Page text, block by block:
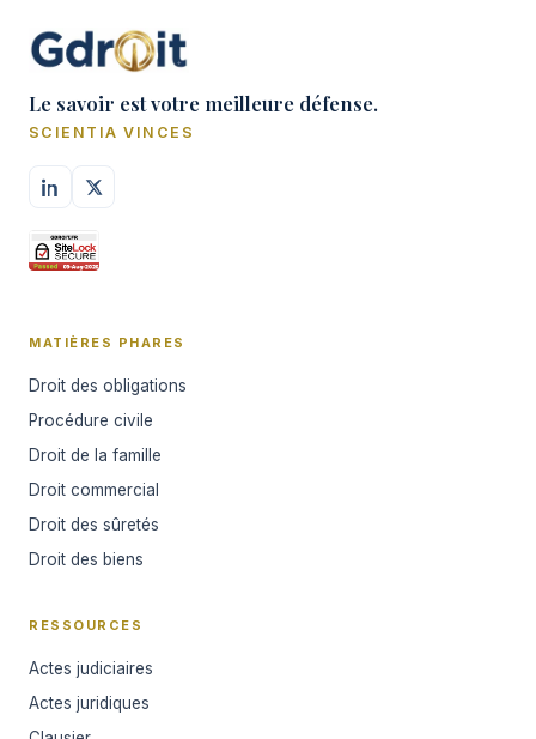
Le savoir est votre meilleure défense.
SCIENTIA VINCES
MATIÈRES PHARES
Droit des obligations
Procédure civile
Droit de la famille
Droit commercial
Droit des sûretés
Droit des biens
RESSOURCES
Actes judiciaires
Actes juridiques